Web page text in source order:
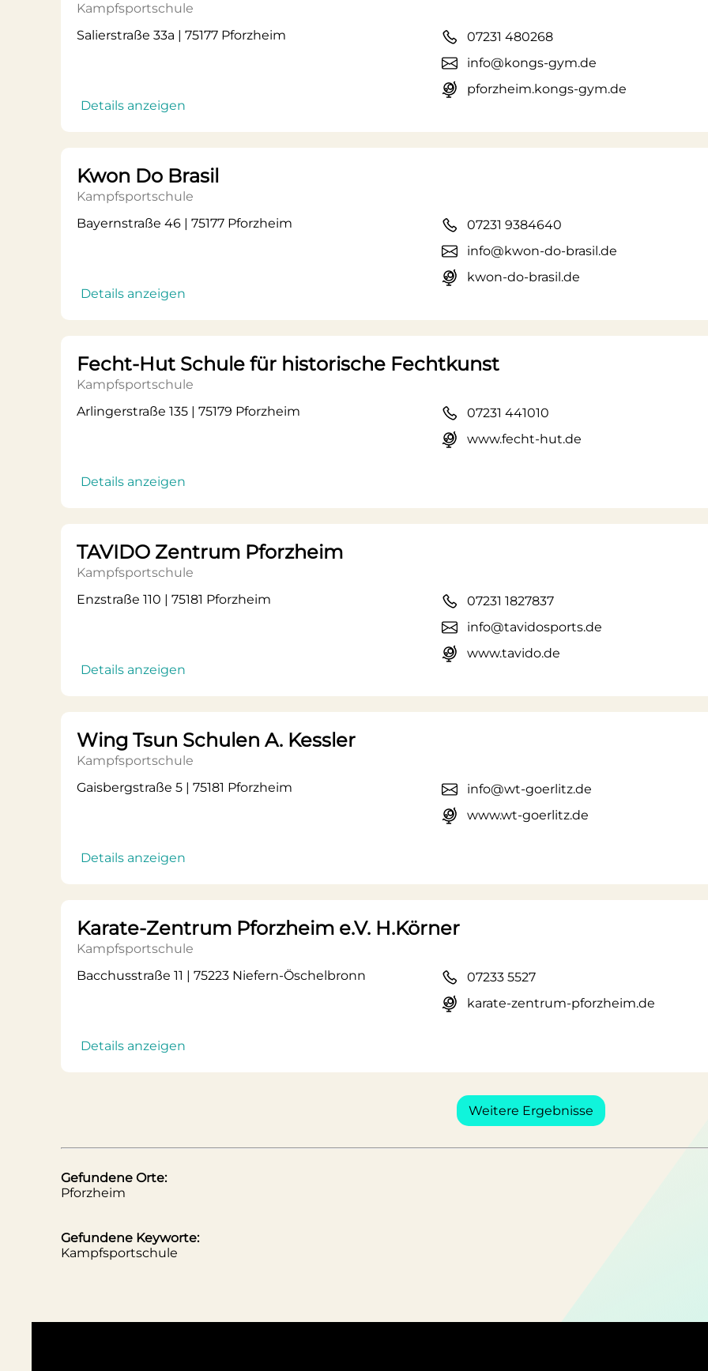
Kampfsportschule
Salierstraße 33a | 75177 Pforzheim
Details anzeigen
07231 480268
info@kongs-gym.de
pforzheim.kongs-gym.de
Kwon Do Brasil
Kampfsportschule
Bayernstraße 46 | 75177 Pforzheim
Details anzeigen
07231 9384640
info@kwon-do-brasil.de
kwon-do-brasil.de
Fecht-Hut Schule für historische Fechtkunst
Kampfsportschule
Arlingerstraße 135 | 75179 Pforzheim
Details anzeigen
07231 441010
www.fecht-hut.de
TAVIDO Zentrum Pforzheim
Kampfsportschule
Enzstraße 110 | 75181 Pforzheim
Details anzeigen
07231 1827837
info@tavidosports.de
www.tavido.de
Wing Tsun Schulen A. Kessler
Kampfsportschule
Gaisbergstraße 5 | 75181 Pforzheim
Details anzeigen
info@wt-goerlitz.de
www.wt-goerlitz.de
Karate-Zentrum Pforzheim e.V. H.Körner
Kampfsportschule
Bacchusstraße 11 | 75223 Niefern-Öschelbronn
Details anzeigen
07233 5527
karate-zentrum-pforzheim.de
Weitere Ergebnisse
Gefundene Orte:
Pforzheim
Gefundene Keyworte:
Kampfsportschule